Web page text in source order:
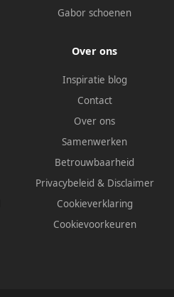
Gabor schoenen
Over ons
Inspiratie blog
Contact
Over ons
Samenwerken
Betrouwbaarheid
Privacybeleid & Disclaimer
Cookieverklaring
Cookievoorkeuren